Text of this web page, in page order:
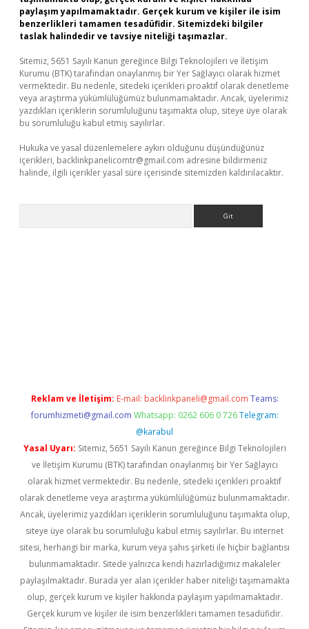
paylaşım yapılmamaktadır. Gerçek kurum ve kişiler ile isim
benzerlikleri tamamen tesadüfidir. Sitemizdeki bilgiler
taslak halindedir ve tavsiye niteliği taşımazlar.
Sitemiz, 5651 Sayılı Kanun gereğince Bilgi Teknolojileri ve İletişim
Kurumu (BTK) tarafından onaylanmış bir Yer Sağlayıcı olarak hizmet
vermektedir. Bu nedenle, sitedeki içerikleri proaktif olarak denetleme
veya araştırma yükümlülüğümüz bulunmamaktadır. Ancak, üyelerimiz
yazdıkları içeriklerin sorumluluğunu taşımakta olup, siteye üye olarak
bu sorumluluğu kabul etmiş sayılırlar.
Hukuka ve yasal düzenlemelere aykırı olduğunu düşündüğünüz
içerikleri, backlinkpanelicomtr@gmail.com adresine bildirmeniz
halinde, ilgili içerikler yasal süre içerisinde sitemizden kaldırılacaktır.
Reklam ve İletişim: E-mail: backlinkpaneli@gmail.com Teams:
forumhizmeti@gmail.com Whatsapp: 0262 606 0 726 Telegram:
@karabul
Yasal Uyarı: Sitemiz, 5651 Sayılı Kanun gereğince Bilgi Teknolojileri
ve İletişim Kurumu (BTK) tarafından onaylanmış bir Yer Sağlayıcı
olarak hizmet vermektedir. Bu nedenle, sitedeki içerikleri proaktif
olarak denetleme veya araştırma yükümlülüğümüz bulunmamaktadır.
Ancak, üyelerimiz yazdıkları içeriklerin sorumluluğunu taşımakta olup,
siteye üye olarak bu sorumluluğu kabul etmiş sayılırlar. Bu internet
sitesi, herhangi bir marka, kurum veya şahıs şirketi ile hiçbir bağlantısı
bulunmamaktadır. Sitede yalnızca kendi hazırladığımız makaleler
paylaşılmaktadır. Burada yer alan içerikler haber niteliği taşımamakta
olup, gerçek kurum ve kişiler hakkında paylaşım yapılmamaktadır.
Gerçek kurum ve kişiler ile isim benzerlikleri tamamen tesadüfidir.